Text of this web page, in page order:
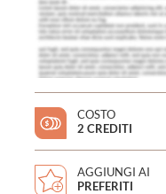
COSTO
2 CREDITI
AGGIUNGI AI
PREFERITI